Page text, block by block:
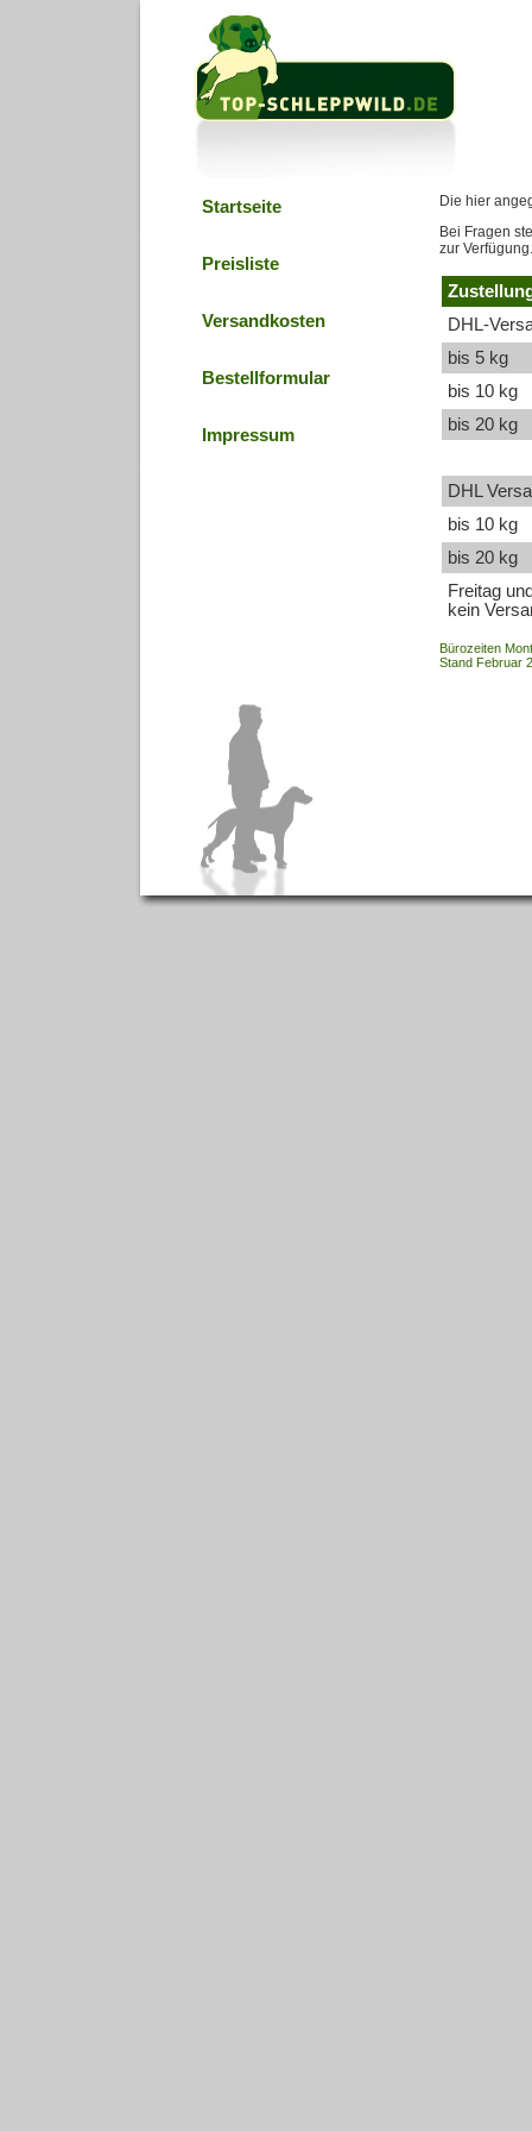
Startseite
Preisliste
Versandkosten
Bestellformular
Impressum
Die hier
Bei Fragen
zur Verfügung.
DHL-
bis 5 kg
bis 10 kg
bis 20 kg
DHL
bis 10 kg
bis 20 kg
Freitag
kein
Bürozeiten
Stand Februar